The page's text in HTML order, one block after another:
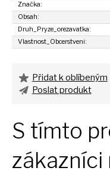
Značka:
Obsah:
Druh_Pryze_orezavatka:
Vlastnost_Obcerstveni:
Přidat k oblíbeným
Poslat produkt
S tímto
zákazníci